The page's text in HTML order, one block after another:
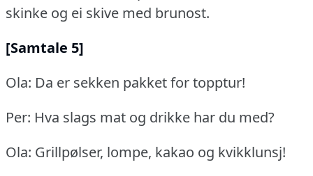
skinke og ei skive med brunost.
[Samtale 5]
Ola: Da er sekken pakket for topptur!
Per: Hva slags mat og drikke har du med?
Ola: Grillpølser, lompe, kakao og kvikklunsj!